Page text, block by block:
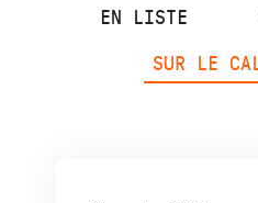
EN LISTE
SUR LE